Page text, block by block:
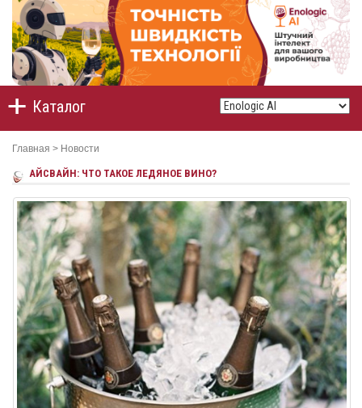
Каталог
Главная > Новости
АЙСВАЙН: ЧТО ТАКОЕ ЛЕДЯНОЕ ВИНО?